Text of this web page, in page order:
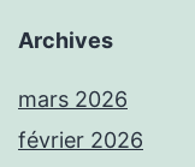
Archives
mars 2026
février 2026